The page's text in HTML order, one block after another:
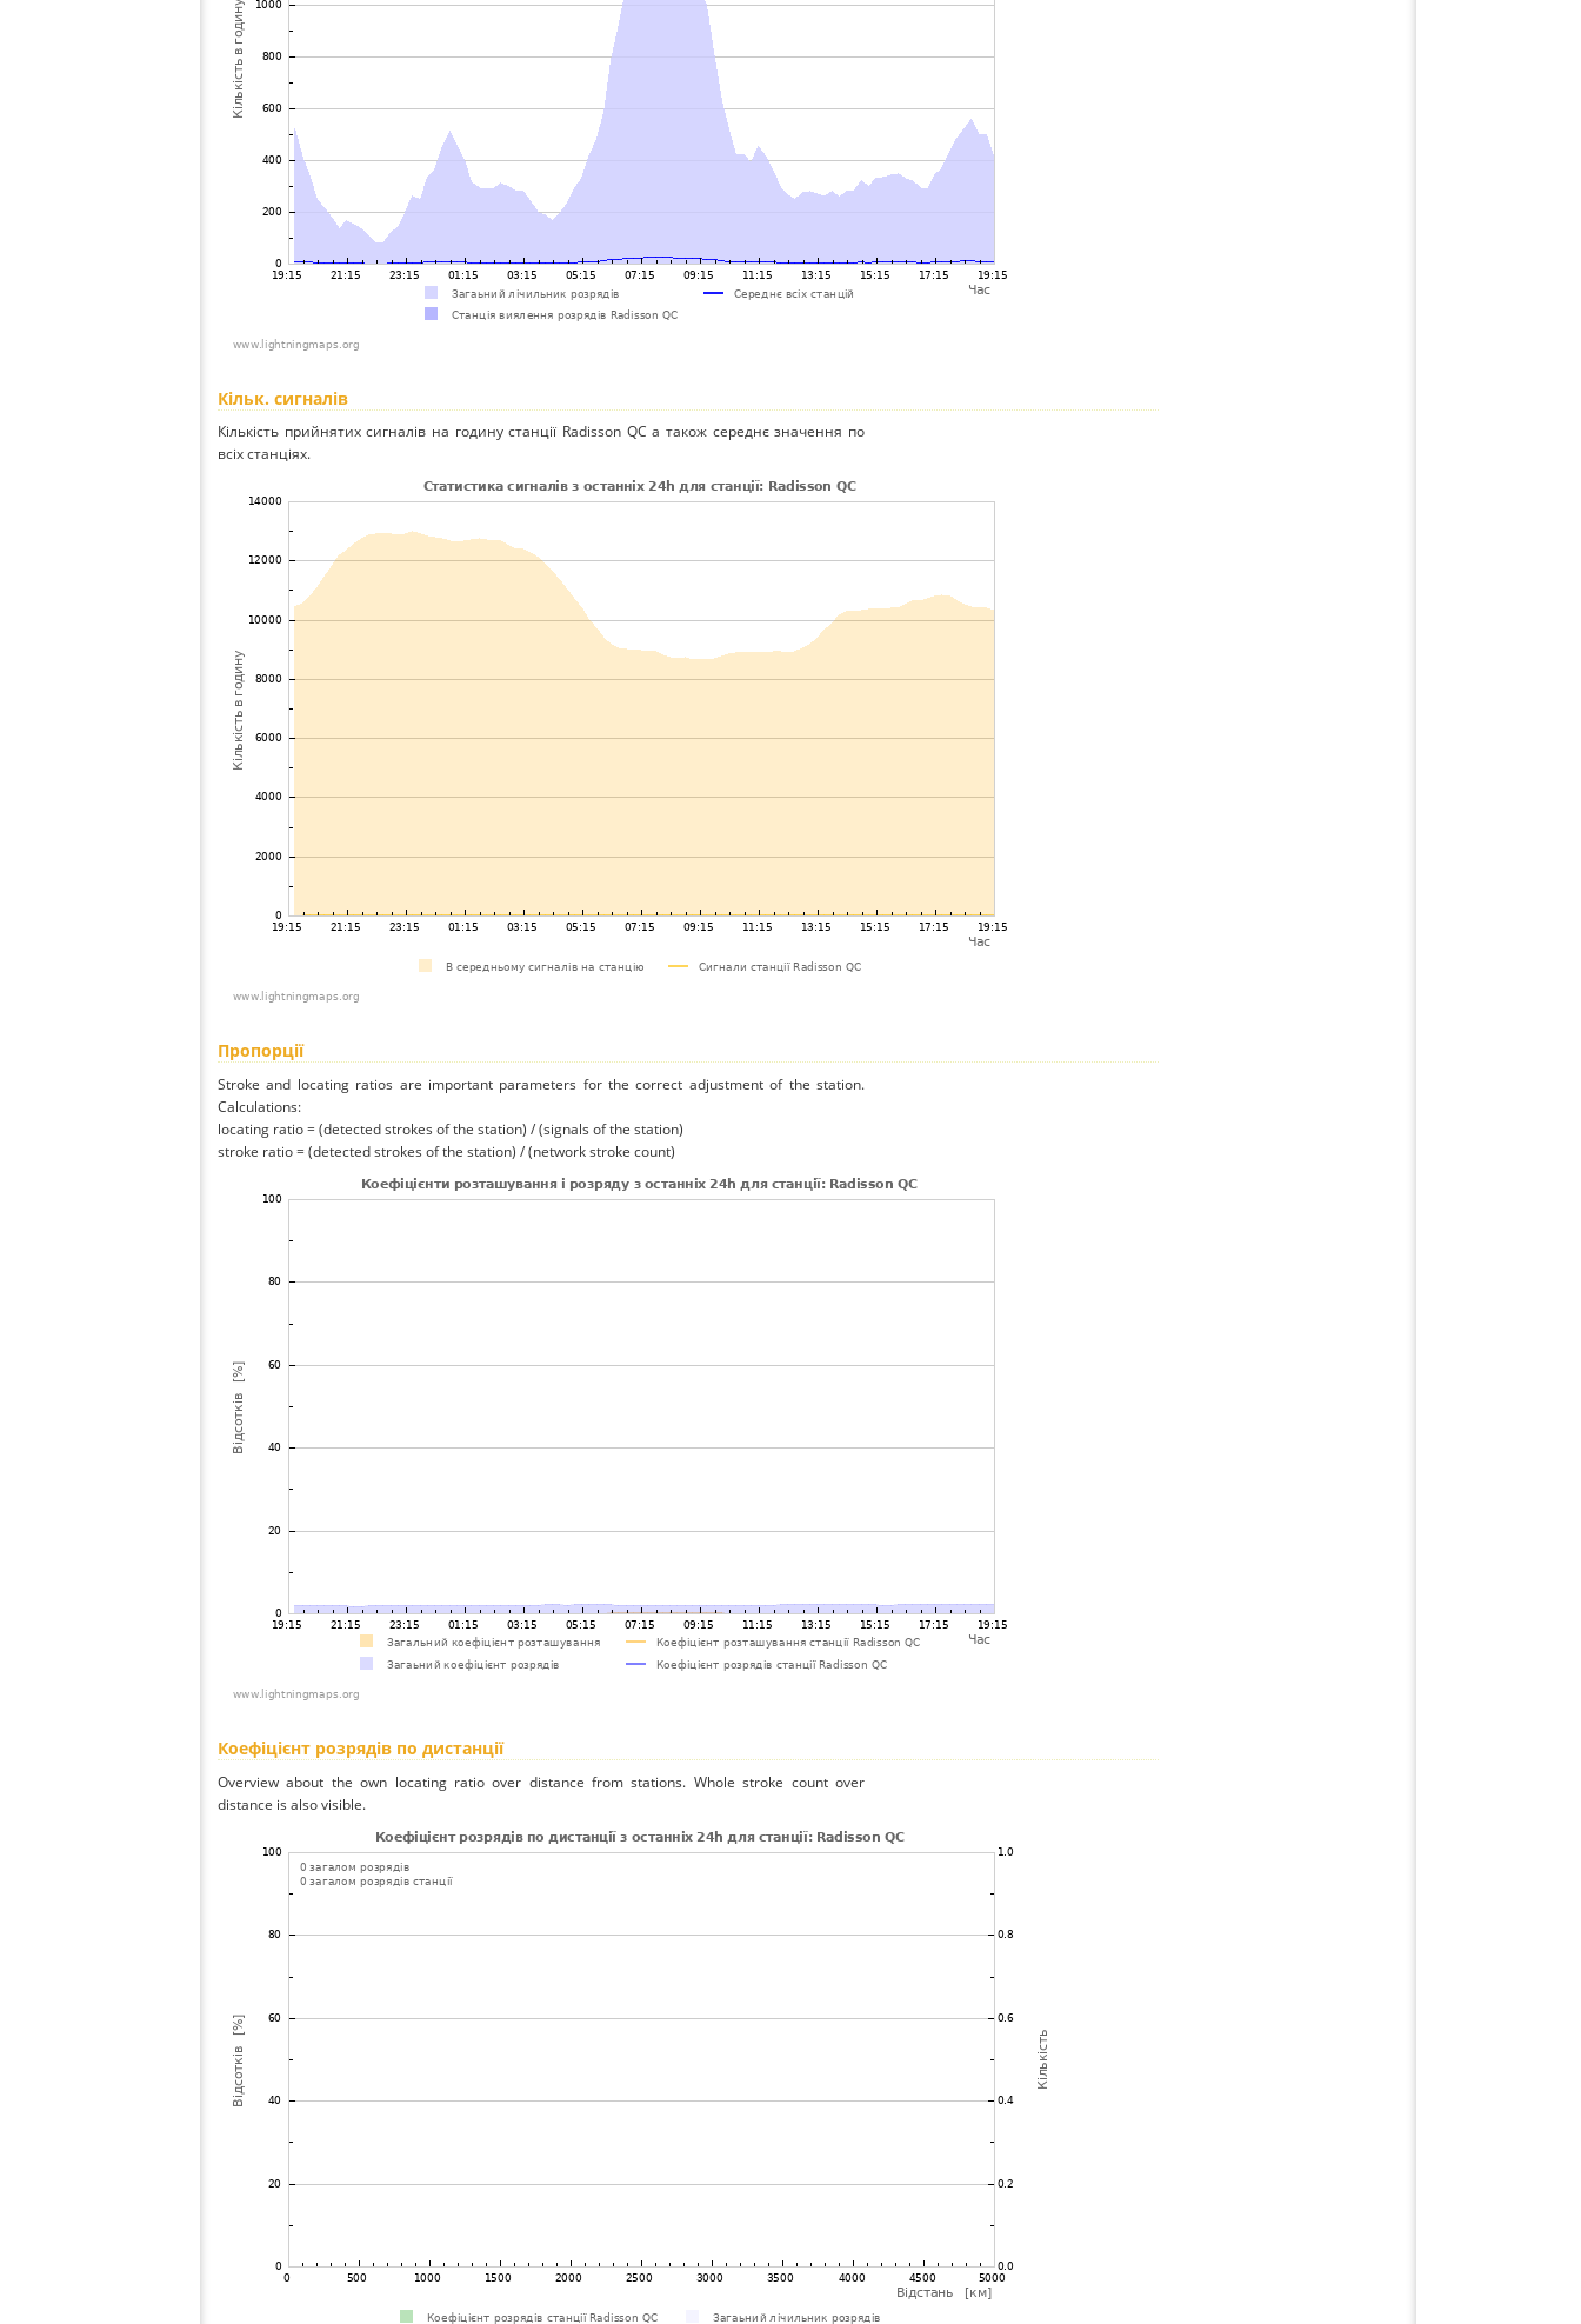
Кільк. сигналів
Кількість прийнятих сигналів на годину станції Radisson QC а також середнє значення по
всіх станціях.
Пропорції
Stroke and locating ratios are important parameters for the correct adjustment of the station.
Calculations:
locating ratio = (detected strokes of the station) / (signals of the station)
stroke ratio = (detected strokes of the station) / (network stroke count)
Коефіцієнт розрядів по дистанції
Overview about the own locating ratio over distance from stations. Whole stroke count over
distance is also visible.